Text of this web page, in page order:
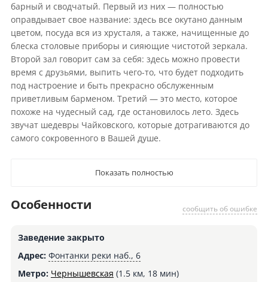
барный и сводчатый. Первый из них — полностью
оправдывает свое название: здесь все окутано данным
цветом, посуда вся из хрусталя, а также, начищенные до
блеска столовые приборы и сияющие чистотой зеркала.
Второй зал говорит сам за себя: здесь можно провести
время с друзьями, выпить чего-то, что будет подходить
под настроение и быть прекрасно обслуженным
приветливым барменом. Третий — это место, которое
похоже на чудесный сад, где остановилось лето. Здесь
звучат шедевры Чайковского, которые дотрагиваются до
самого сокровенного в Вашей душе.
Показать полностью
сообщить об ошибке
Особенности
Заведение закрыто
Адрес: Фонтанки реки наб., 6
Метро: Чернышевская (1.5 км, 18 мин)